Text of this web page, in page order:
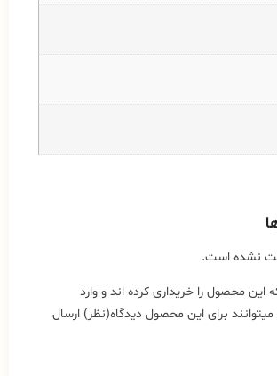
نشده است.
این محصول را خریداری کرده اند و وارد
برای این محصول دیدگاه(نظر) ارسال